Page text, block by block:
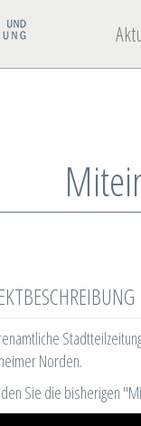
Norden.
Sie die bisherigen